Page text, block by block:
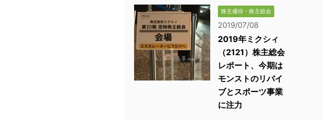
株主優待・株主総会
2019/07/08
2019年ミクシィ
（2121）株主総会
レポート、今期は
モンストのリバイ
ブとスポーツ事業
に注力